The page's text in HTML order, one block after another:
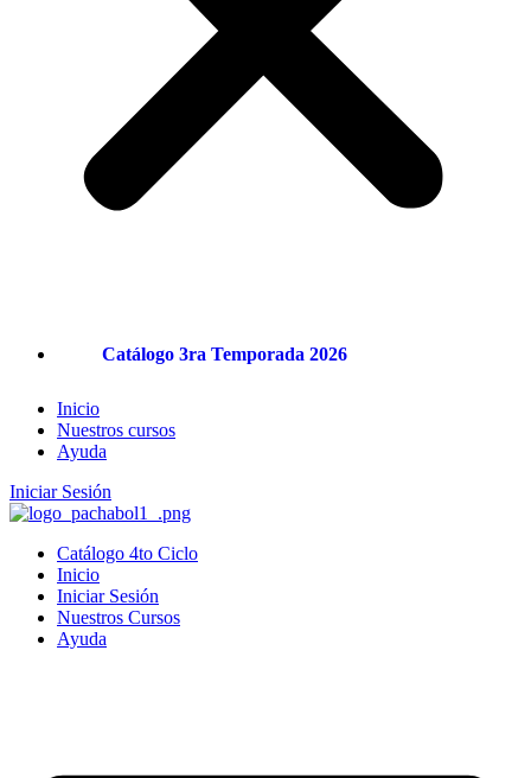
Catálogo 3ra Temporada 2026
Inicio
Nuestros cursos
Ayuda
Iniciar Sesión
Catálogo 4to Ciclo
Inicio
Iniciar Sesión
Nuestros Cursos
Ayuda